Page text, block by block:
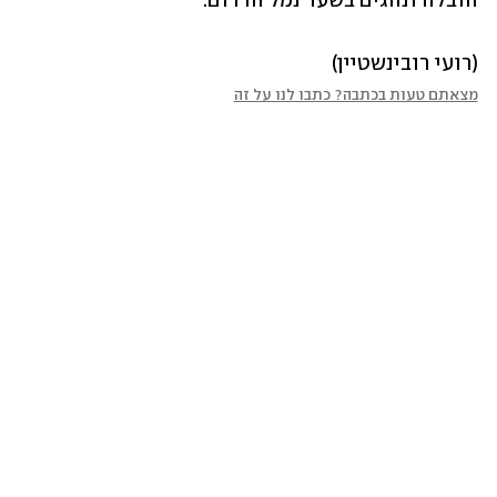
(רועי רובינשטיין)
מצאתם טעות בכתבה? כתבו לנו על זה